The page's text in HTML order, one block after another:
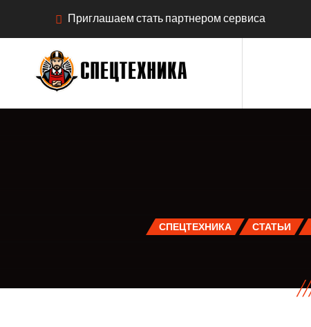
Приглашаем стать партнером сервиса
СПЕЦТЕХНИКА СТАТЬИ